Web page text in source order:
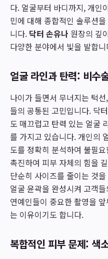
다. 얼굴부터 바디까지, 개인
민에 대해 종합적인 솔루션
니다. 닥터 손유나 원장의 깊
다양한 분야에서 빛을 발합
얼굴 라인과 탄력: 비수
나이가 들면서 무너지는 턱
들의 공통된 고민입니다. 닥
도 매끄럽고 탄력 있는 얼굴
를 가지고 있습니다. 개인의
도를 정확히 분석하여 불필
촉진하여 피부 자체의 힘을
단순히 사이즈를 줄이는 것
얼굴 윤곽을 완성시켜 고객
연예인들이 중요한 촬영을
는 이유이기도 합니다.
복합적인 피부 문제: 색